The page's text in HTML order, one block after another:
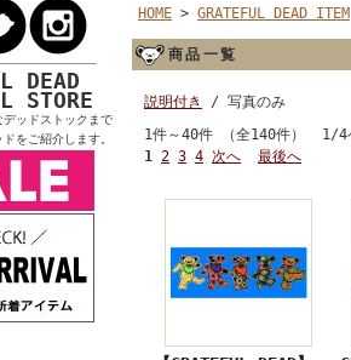
DEAD
STORE
ッドストックまで
をご紹介します。
HOME > GRATEFUL DEAD ITEM
商品一覧
説明付き
/ 写真のみ
1件～40件 （全140件） 1/4
1 2 3 4 次へ 最後へ